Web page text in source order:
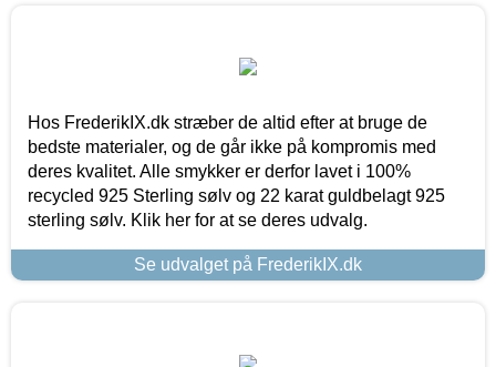
Hos FrederikIX.dk stræber de altid efter at bruge de
bedste materialer, og de går ikke på kompromis med
deres kvalitet. Alle smykker er derfor lavet i 100%
recycled 925 Sterling sølv og 22 karat guldbelagt 925
sterling sølv. Klik her for at se deres udvalg.
Se udvalget på FrederikIX.dk